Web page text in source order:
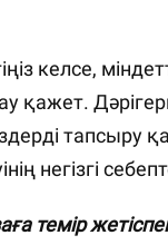
келсе,
қажет.
тапсыру
негізгі
темір